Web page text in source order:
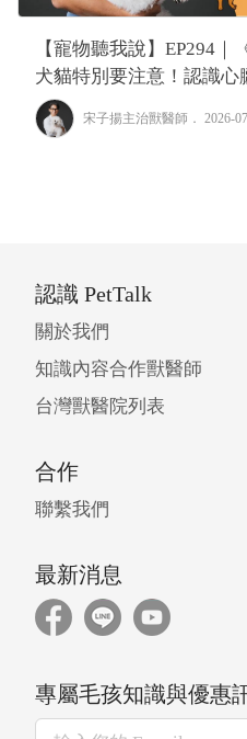
【寵物聽我說】EP294
犬貓特別要注意！認識心
業獸醫—宋子揚
宋子揚主治獸醫師 ． 2026-
認識 PetTalk
關於我們
知識內容合作獸醫師
台灣獸醫院列表
合作
聯繫我們
最新消息
專屬毛孩知識與優惠